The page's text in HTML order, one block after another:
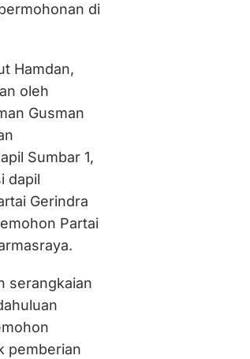
di
Hamdan,
oleh
Gusman
Sumbar 1,
dapil
Gerindra
Partai
serangkaian
pemberian